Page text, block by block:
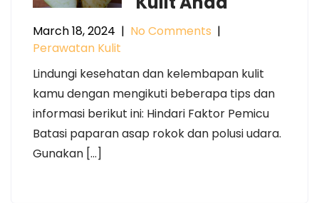
March 18, 2024 | No Comments |
Perawatan Kulit
Lindungi kesehatan dan kelembapan kulit
kamu dengan mengikuti beberapa tips dan
informasi berikut ini: Hindari Faktor Pemicu
Batasi paparan asap rokok dan polusi udara.
Gunakan […]